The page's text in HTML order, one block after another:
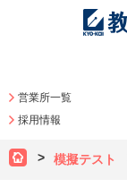
営業所一覧
採用情報
模擬テスト